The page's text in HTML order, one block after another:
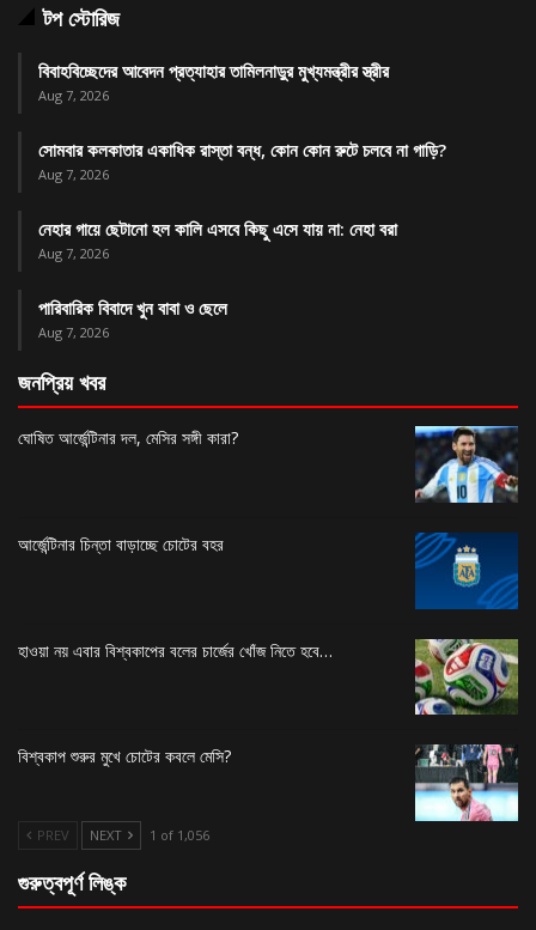
টপ স্টোরিজ
বিবাহবিচ্ছেদের আবেদন প্রত্যাহার তামিলনাড়ুর মুখ্যমন্ত্রীর স্ত্রীর
Aug 7, 2026
সোমবার কলকাতার একাধিক রাস্তা বন্ধ, কোন কোন রুটে চলবে না গাড়ি?
Aug 7, 2026
নেহার গায়ে ছেটানো হল কালি এসবে কিছু এসে যায় না: নেহা বরা
Aug 7, 2026
পারিবারিক বিবাদে খুন বাবা ও ছেলে
Aug 7, 2026
জনপ্রিয় খবর
ঘোষিত আর্জেন্টিনার দল, মেসির সঙ্গী কারা?
আর্জেন্টিনার চিন্তা বাড়াচ্ছে চোটের বহর
হাওয়া নয় এবার বিশ্বকাপের বলের চার্জের খোঁজ নিতে হবে…
বিশ্বকাপ শুরুর মুখে চোটের কবলে মেসি?
PREV NEXT 1 of 1,056
গুরুত্বপূর্ণ লিঙ্ক